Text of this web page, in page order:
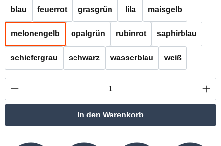
blau feuerrot grasgrün lila maisgelb
melonengelb opalgrün rubinrot saphirblau
schiefergrau schwarz wasserblau weiß
Produkt Anzahl: Gib den gewünschten
In den Warenkorb